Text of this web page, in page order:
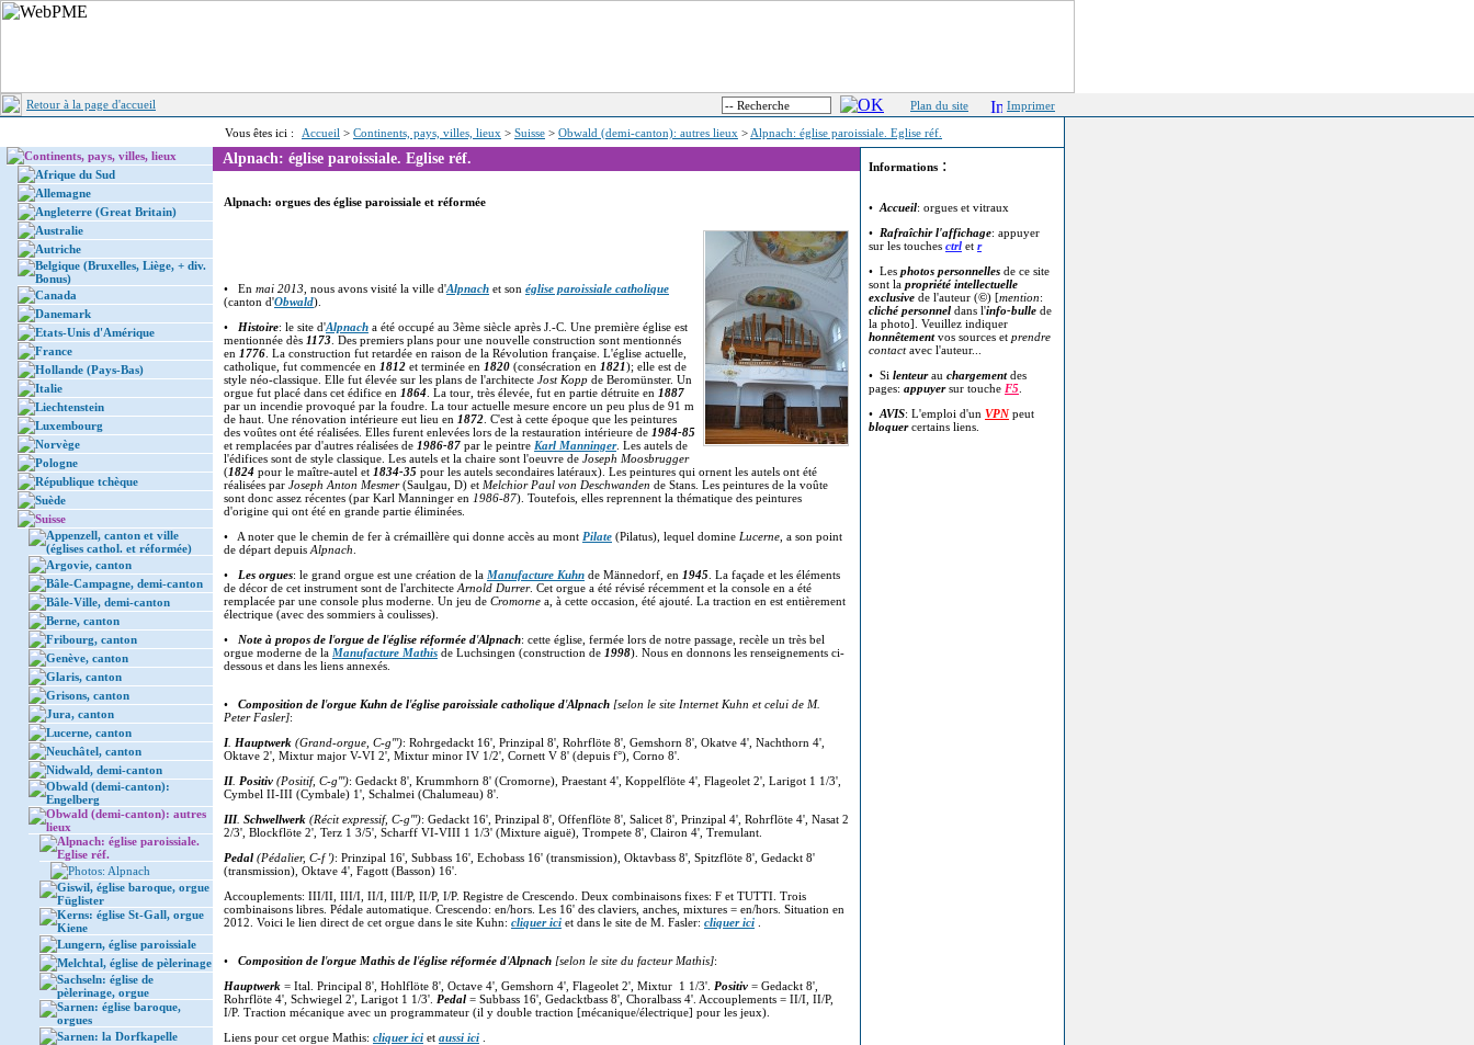
Retour à la page d'accueil Plan du site Imprimer
Vous êtes ici : Accueil > Continents, pays, villes, lieux > Suisse > Obwald (demi-canton): autres lieux > Alpnach: église paroissiale. Eglise réf.
Continents, pays, villes, lieux
Afrique du Sud
Allemagne
Angleterre (Great Britain)
Australie
Autriche
Belgique (Bruxelles, Liège, + div.
Bonus)
Canada
Danemark
Etats-Unis d'Amérique
France
Hollande (Pays-Bas)
Italie
Liechtenstein
Luxembourg
Norvège
Pologne
République tchèque
Suède
Suisse
Appenzell, canton et ville
(églises cathol. et réformée)
Argovie, canton
Bâle-Campagne, demi-canton
Bâle-Ville, demi-canton
Berne, canton
Fribourg, canton
Genève, canton
Glaris, canton
Grisons, canton
Jura, canton
Lucerne, canton
Neuchâtel, canton
Nidwald, demi-canton
Obwald (demi-canton):
Engelberg
Obwald (demi-canton): autres
lieux
Alpnach: église paroissiale.
Eglise réf.
Photos: Alpnach
Giswil, église baroque, orgue
Füglister
Kerns: église St-Gall, orgue
Kiene
Lungern, église paroissiale
Melchtal, église de pèlerinage
Sachseln: église de
pèlerinage, orgue
Sarnen: église baroque,
orgues
Sarnen: la Dorfkapelle
Alpnach: église paroissiale. Eglise réf.
Alpnach: orgues des église paroissiale et réformée
• En mai 2013 , nous avons visité la ville d'Alpnach et son église paroissiale catholique
(canton d'Obwald).
• Histoire: le site d'Alpnach a été occupé au 3ème siècle après J.-C. Une première église est
mentionnée dès 1173 . Des premiers plans pour une nouvelle construction sont mentionnés
en 1776 . La construction fut retardée en raison de la Révolution française. L'église actuelle,
catholique, fut commencée en 1812 et terminée en 1820 (consécration en 1821); elle est de
style néo-classique. Elle fut élevée sur les plans de l'architecte Jost Kopp de Beromünster. Un
orgue fut placé dans cet édifice en 1864 . La tour, très élevée, fut en partie détruite en 1887
par un incendie provoqué par la foudre. La tour actuelle mesure encore un peu plus de 91 m
de haut. Une rénovation intérieure eut lieu en 1872 . C'est à cette époque que les peintures
des voûtes ont été réalisées. Elles furent enlevées lors de la restauration intérieure de 1984-85
et remplacées par d'autres réalisées de 1986-87 par le peintre Karl Manninger. Les autels de
l'édifices sont de style classique. Les autels et la chaire sont l'oeuvre de Joseph Moosbrugger
(1824 pour le maître-autel et 1834-35 pour les autels secondaires latéraux). Les peintures qui ornent les autels ont été
réalisées par Joseph Anton Mesmer(Saulgau, D) et Melchior Paul von Deschwanden de Stans. Les peintures de la voûte
sont donc assez récentes (par Karl Manninger en 1986-87). Toutefois, elles reprennent la thématique des peintures
d'origine qui ont été en grande partie éliminées.
• A noter que le chemin de fer à crémaillère qui donne accès au mont Pilate (Pilatus), lequel domine Lucerne , a son point
de départ depuis Alpnach
• Les orgues: le grand orgue est une création de la Manufacture Kuhn de Männedorf, en 1945 . La façade et les éléments
de décor de cet instrument sont de l'architecte Arnold Durrer. Cet orgue a été révisé récemment et la console en a été
remplacée par une console plus moderne. Un jeu de Cromorne a, à cette occasion, été ajouté. La traction en est entièrement
électrique (avec des sommiers à coulisses).
• Note à propos de l'orgue de l'église réformée d'Alpnach: cette église, fermée lors de notre passage, recèle un très bel
orgue moderne de la Manufacture Mathis de Luchsingen (construction de 1998). Nous en donnons les renseignements ci-
dessous et dans les liens annexés.
• Composition de l'orgue Kuhn de l'église paroissiale catholique d'Alpnach [selon le site Internet Kuhn et celui de M.
Peter Fasler]:
I. Hauptwerk (Grand-orgue, C-g'''): Rohrgedackt 16', Prinzipal 8', Rohrflöte 8', Gemshorn 8', Okatve 4', Nachthorn 4',
Oktave 2', Mixtur major V-VI 2', Mixtur minor IV 1/2', Cornett V 8' (depuis f°), Corno 8'.
II. Positiv (Positif, C-g'''): Gedackt 8', Krummhorn 8' (Cromorne), Praestant 4', Koppelflöte 4', Flageolet 2', Larigot 1 1/3',
Cymbel II-III (Cymbale) 1', Schalmei (Chalumeau) 8'.
III. Schwellwerk (Récit expressif, C-g'''): Gedackt 16', Prinzipal 8', Offenflöte 8', Salicet 8', Prinzipal 4', Rohrflöte 4', Nasat 2
2/3', Blockflöte 2', Terz 1 3/5', Scharff VI-VIII 1 1/3' (Mixture aiguë), Trompete 8', Clairon 4', Tremulant.
Pedal (Pédalier, C-f '): Prinzipal 16', Subbass 16', Echobass 16' (transmission), Oktavbass 8', Spitzflöte 8', Gedackt 8'
(transmission), Oktave 4', Fagott (Basson) 16'.
Accouplements: III/II, III/I, II/I, III/P, II/P, I/P. Registre de Crescendo. Deux combinaisons fixes: F et TUTTI. Trois
combinaisons libres. Pédale automatique. Crescendo: en/hors. Les 16' des claviers, anches, mixtures = en/hors. Situation en
2012. Voici le lien direct de cet orgue dans le site Kuhn: cliquer ici et dans le site de M. Fasler: cliquer ici
• Composition de l'orgue Mathis de l'église réformée d'Alpnach [selon le site du facteur Mathis]:
Hauptwerk = Ital. Principal 8', Hohlflöte 8', Octave 4', Gemshorn 4', Flageolet 2', Mixtur 1 1/3'. Positiv = Gedackt 8',
Rohrflöte 4', Schwiegel 2', Larigot 1 1/3'. Pedal = Subbass 16', Gedacktbass 8', Choralbass 4'. Accouplements = II/I, II/P,
I/P. Traction mécanique avec un programmateur (il y double traction [mécanique/électrique] pour les jeux).
Liens pour cet orgue Mathis: cliquer ici et aussi ici
Informations :
• Accueil: orgues et vitraux
• Rafraîchir l'affichage: appuyer
sur les touches ctrl et r
• Les photos personnelles de ce site
sont la propriété intellectuelle
exclusive de l'auteur (©) [mention:
cliché personnel dans l'info-bulle de
la photo]. Veuillez indiquer
honnêtementvos sources et prendre
contactavec l'auteur...
• Si lenteurau chargementdes
pages: appuyersur touche F5
• AVIS: L'emploi d'un VPNpeut
bloquercertains liens.